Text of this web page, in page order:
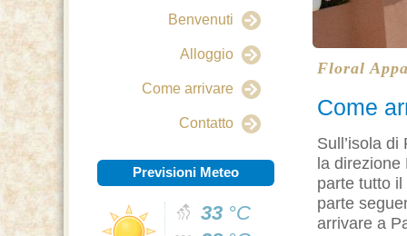
Benvenuti
Alloggio
Come arrivare
Contatto
Previsioni Meteo
33 °C
Floral
Come
Sull’isola
la
parte tutto
parte
arrivare a